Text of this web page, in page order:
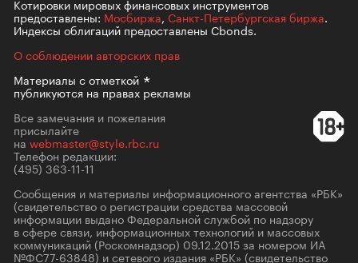
Котировки мировых финансовых инструментов
предоставлены: Мосбиржа, Санкт-Петербургская биржа.
Индексы облигаций предоставлены Cbonds.
О соблюдении авторских прав
Материалы сотметкой
публикуются на правах рекламы
Все замечания и пожелания
присылайте
на webmaster@style.rbc.ru
Телефон редакции:
(495) 363-11-11
Сообщения и материалы информационного агентства «РБК»
(свидетельство о регистрации средства массовой
информации выдано Федеральной службой по надзору
в сфере связи, информационных технологий и массовых
коммуникаций (Роскомнадзор) 09.12.2015 за номером ИА
№ФС77-63848) и сетевого издания «РБК» (свидетельство